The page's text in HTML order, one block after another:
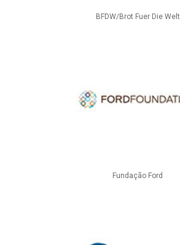
BFDW/Brot Fuer Die Welt
Fundação Ford